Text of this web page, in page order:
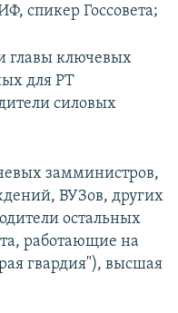
спикер Госсовета;
главы ключевых
для РТ
силовых
замминистров,
ВУЗов, других
остальных
работающие на
гвардия"), высшая